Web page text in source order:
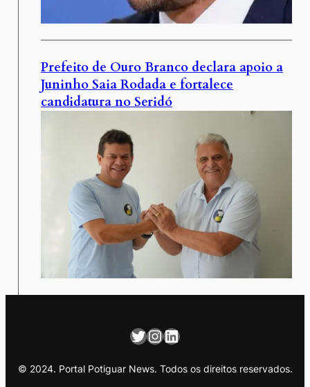
Prefeito de Ouro Branco declara apoio a
Juninho Saia Rodada e fortalece
candidatura no Seridó
Twitter
Instagram
LinkedIn
© 2024. Portal Potiguar News. Todos os direitos reservados.